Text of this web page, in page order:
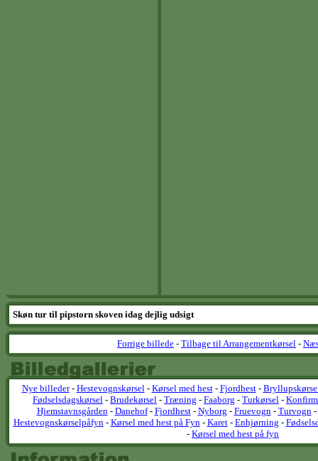
Skøn tur til pipstorn skoven idag dejlig udsigt
Forrige billede - Tilbage til Arrangementkørsel -
Nye billeder- Hestevognskørsel- Kørsel med hest- Fjordhest-
Fødselsdagskørsel - Brudekørsel - Træning - Faaborg - Turkørsel -
Hjemstavnsgården- Danehof- Fjordhest- Nyborg - Fruevogn- Turvogn-
Hestevognskørselpåfyn- Kørsel med hest på Fyn- Karet- Enhjørning -
- Kørsel med hest på fyn